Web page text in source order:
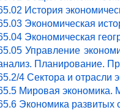
История
Экономическая
Экономическая
Управление
Планирование.
4 Сектора и отрасли
Мировая экономика.
Экономика развитых